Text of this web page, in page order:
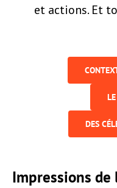
et actions. Et
DES
Impressions